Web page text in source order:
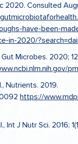
2020. Consulted
have-been-
in-2020/
Microbes. 2020;
Nutrients. 2019.
https://
Int J Nutr Sci. 2016;